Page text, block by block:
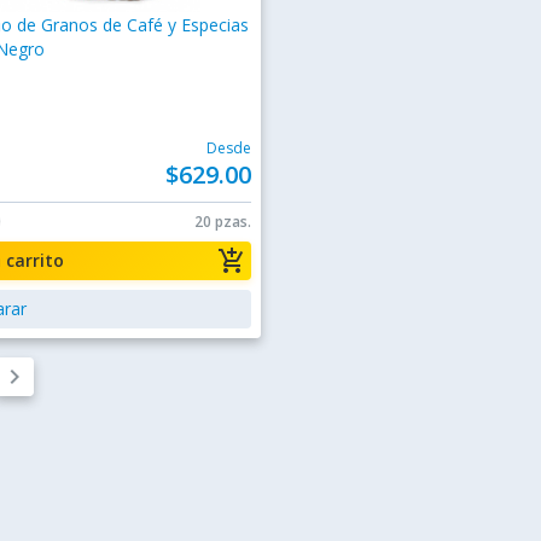
de Granos de Café y Especias
Desde
$629.00
20 pzas.
add_shopping_cart
carrito
keyboard_arrow_right